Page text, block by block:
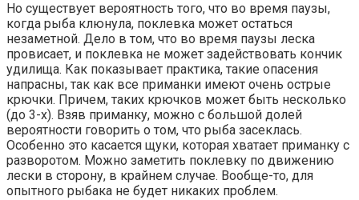
Но существует вероятность того, что во время паузы,
когда рыба клюнула, поклевка может остаться
незаметной. Дело в том, что во время паузы леска
провисает, и поклевка не может задействовать кончик
удилища. Как показывает практика, такие опасения
напрасны, так как все приманки имеют очень острые
крючки. Причем, таких крючков может быть несколько
(до 3-х). Взяв приманку, можно с большой долей
вероятности говорить о том, что рыба засеклась.
Особенно это касается щуки, которая хватает приманку с
разворотом. Можно заметить поклевку по движению
лески в сторону, в крайнем случае. Вообще-то, для
опытного рыбака не будет никаких проблем.